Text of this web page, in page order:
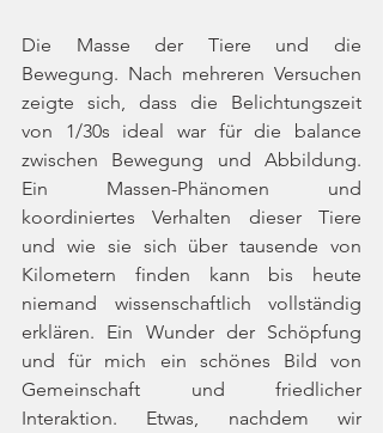
Die Masse der Tiere und die
Bewegung. Nach mehreren Versuchen
zeigte sich, dass die Belichtungszeit
von 1/30s ideal war für die balance
zwischen Bewegung und Abbildung.
Ein Massen-Phänomen und
koordiniertes Verhalten dieser Tiere
und wie sie sich über tausende von
Kilometern finden kann bis heute
niemand wissenschaftlich vollständig
erklären. Ein Wunder der Schöpfung
und für mich ein schönes Bild von
Gemeinschaft und friedlicher
Interaktion. Etwas, nachdem wir